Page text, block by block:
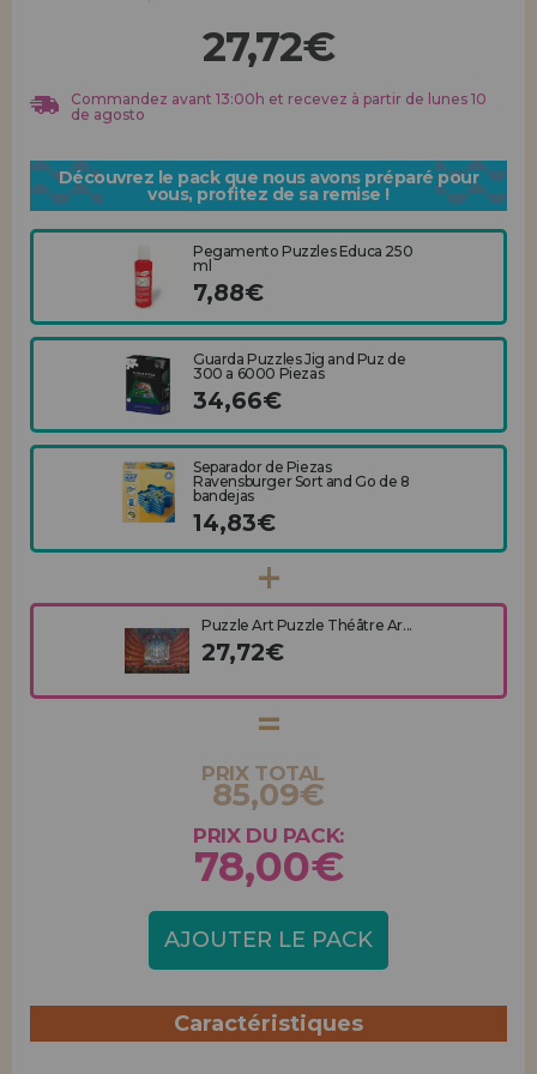
ENREGISTREMENT DISTRIBUTEUR
27,72€
Commandez avant 13:00h et recevez à partir de lunes 10
de agosto
Découvrez le pack que nous avons préparé pour
vous, profitez de sa remise !
Pegamento Puzzles Educa 250
ml
7,88€
Guarda Puzzles Jig and Puz de
300 a 6000 Piezas
34,66€
Separador de Piezas
Ravensburger Sort and Go de 8
bandejas
14,83€
Puzzle Art Puzzle Théâtre Ar...
27,72€
PRIX TOTAL
85,09€
PRIX DU PACK:
78,00€
AJOUTER LE PACK
Caractéristiques